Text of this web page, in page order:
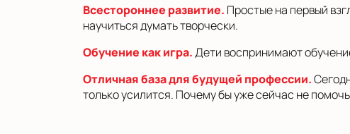
Всестороннее развитие. Простые на первый
научиться думать творчески.
Обучение как игра.Дети воспринимают
Отличная база для будущей профессии.
только усилится. Почему бы уже сейчас не